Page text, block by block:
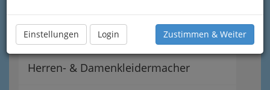
Einstellungen Login Zustimmen & Weiter
Herrenkleidermacher
Herren- & Damenkleidermacher